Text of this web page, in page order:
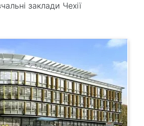
заклади Чехії